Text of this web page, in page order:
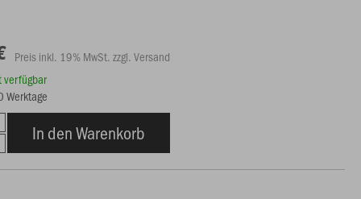
Preis inkl. 19% MwSt. zzgl. Versand
verfügbar
Werktage
In den Warenkorb